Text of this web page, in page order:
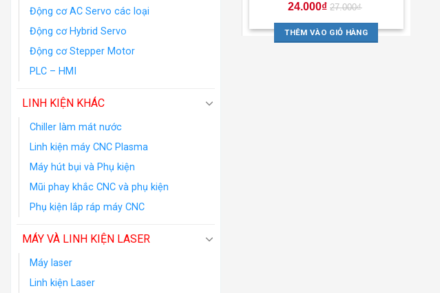
Động cơ AC Servo các loại
Động cơ Hybrid Servo
Động cơ Stepper Motor
PLC – HMI
LINH KIỆN KHÁC
Chiller làm mát nước
Linh kiện máy CNC Plasma
Máy hút bụi và Phụ kiện
Mũi phay khắc CNC và phụ kiện
Phụ kiện lắp ráp máy CNC
MÁY VÀ LINH KIỆN LASER
Máy laser
Linh kiện Laser
24.000₫ 27.000₫
THÊM VÀO GIỎ HÀNG